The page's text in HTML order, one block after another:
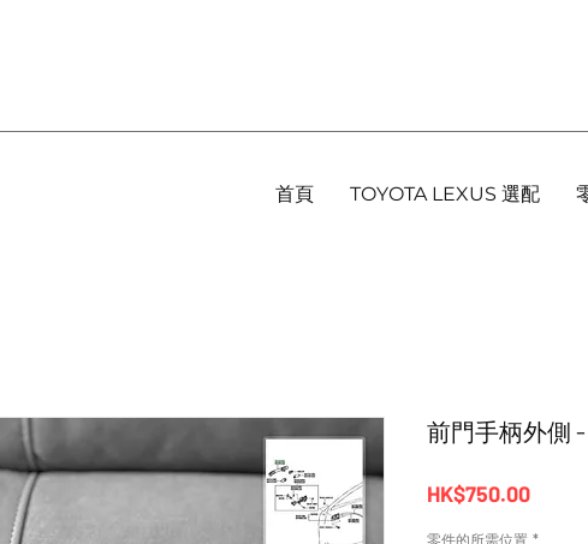
首頁 TOYOTA LEXUS 選配
前門手柄外側
HK$750.00價
零件的所需位置 *